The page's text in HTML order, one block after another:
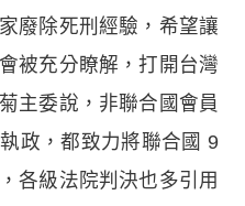
廢除死刑經驗，希望讓
被充分瞭解，打開台灣
主委說，非聯合國會員
政，都致力將聯合國 9
各級法院判決也多引用